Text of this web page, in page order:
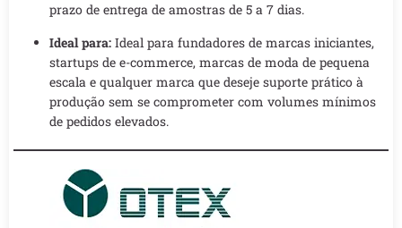
prazo de entrega de amostras de 5 a 7 dias.
Ideal para: Ideal para fundadores de marcas iniciantes,
startups de e-commerce, marcas de moda de pequena
escala e qualquer marca que deseje suporte prático à
produção sem se comprometer com volumes mínimos
de pedidos elevados.